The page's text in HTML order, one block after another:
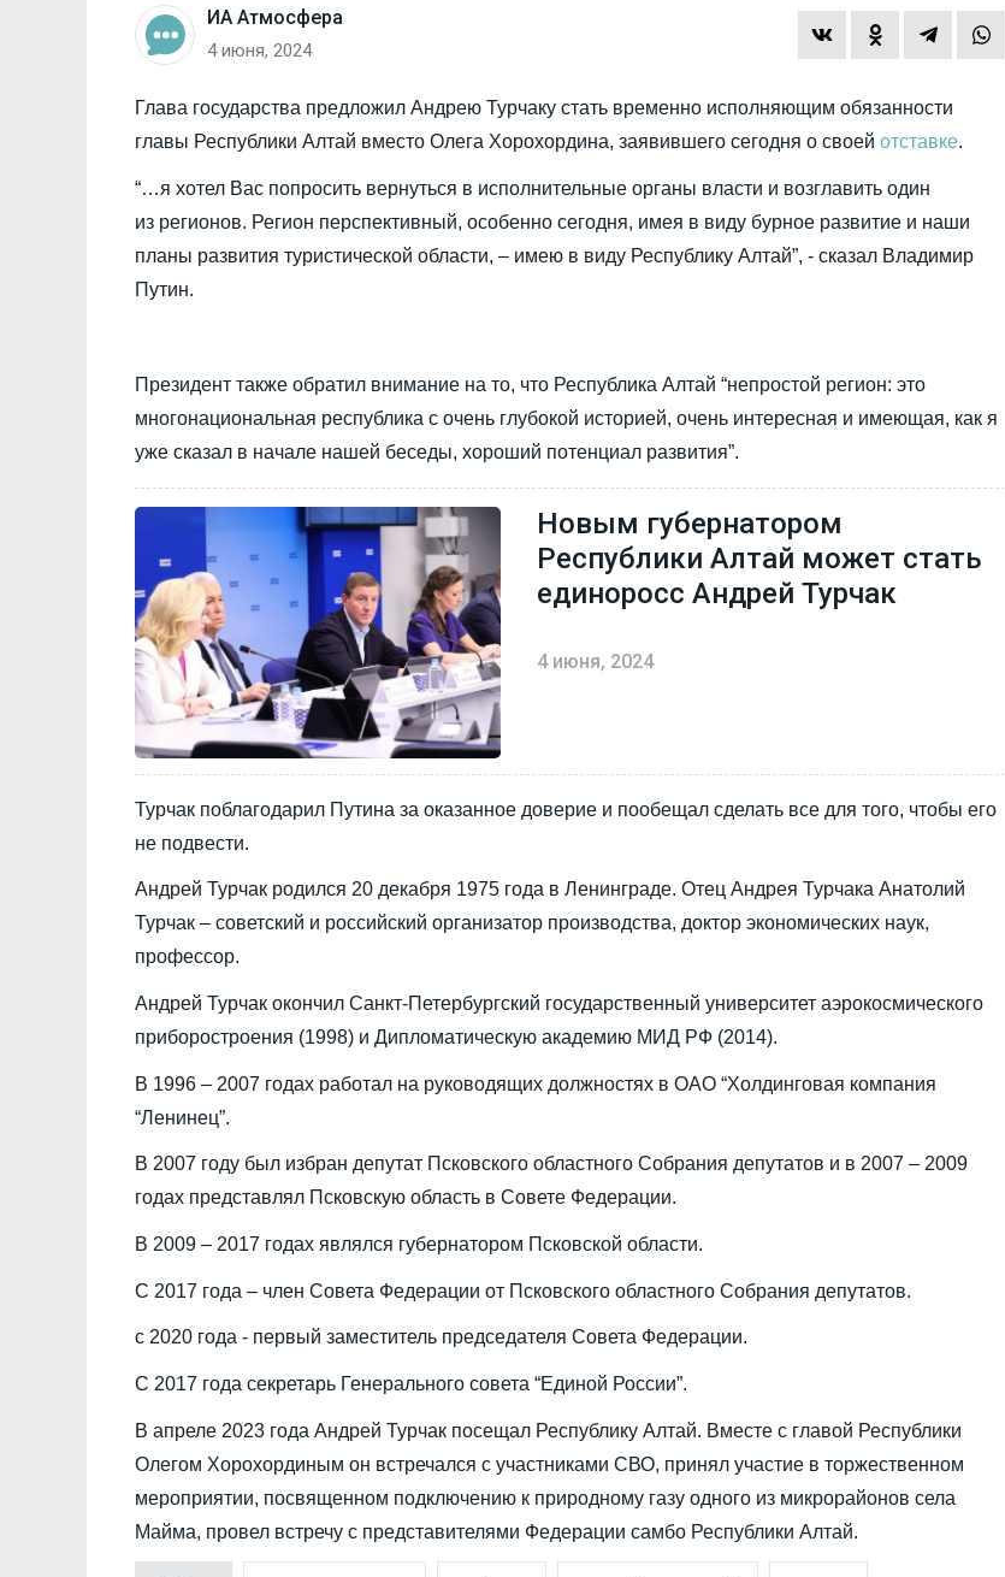
ИА Атмосфера
4 июня, 2024
Глава государства предложил Андрею Турчаку стать временно исполняющим обязанности
главы Республики Алтай вместо Олега Хорохордина, заявившего сегодня о своей отставке.
“…я хотел Вас попросить вернуться в исполнительные органы власти и возглавить один
из регионов. Регион перспективный, особенно сегодня, имея в виду бурное развитие и наши
планы развития туристической области, – имею в виду Республику Алтай”, - сказал Владимир
Путин.
Президент также обратил внимание на то, что Республика Алтай “непростой регион: это
многонациональная республика с очень глубокой историей, очень интересная и имеющая, как я
уже сказал в начале нашей беседы, хороший потенциал развития”.
Новым губернатором
Республики Алтай может стать
единоросс Андрей Турчак
4 июня, 2024
Турчак поблагодарил Путина за оказанное доверие и пообещал сделать все для того, чтобы его
не подвести.
Андрей Турчак родился 20 декабря 1975 года в Ленинграде. Отец Андрея Турчака Анатолий
Турчак – советский и российский организатор производства, доктор экономических наук,
профессор.
Андрей Турчак окончил Санкт-Петербургский государственный университет аэрокосмического
приборостроения (1998) и Дипломатическую академию МИД РФ (2014).
В 1996 – 2007 годах работал на руководящих должностях в ОАО “Холдинговая компания
“Ленинец”.
В 2007 году был избран депутат Псковского областного Собрания депутатов и в 2007 – 2009
годах представлял Псковскую область в Совете Федерации.
В 2009 – 2017 годах являлся губернатором Псковской области.
С 2017 года – член Совета Федерации от Псковского областного Собрания депутатов.
с 2020 года - первый заместитель председателя Совета Федерации.
С 2017 года секретарь Генерального совета “Единой России”.
В апреле 2023 года Андрей Турчак посещал Республику Алтай. Вместе с главой Республики
Олегом Хорохординым он встречался с участниками СВО, принял участие в торжественном
мероприятии, посвященном подключению к природному газу одного из микрорайонов села
Майма, провел встречу с представителями Федерации самбо Республики Алтай.